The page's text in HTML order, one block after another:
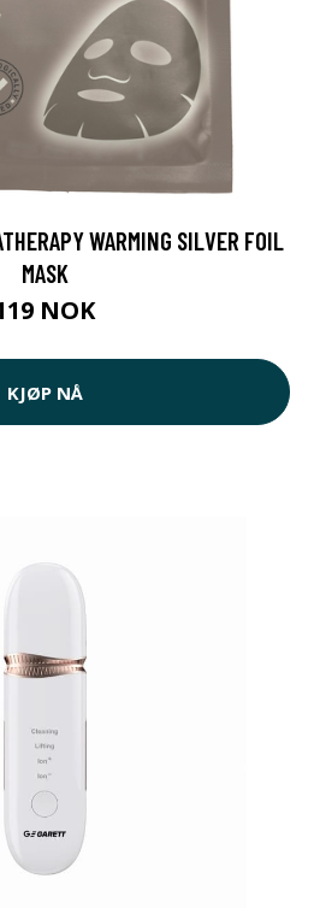
WARMING SILVER FOIL
MASK
NOK
KJØP NÅ